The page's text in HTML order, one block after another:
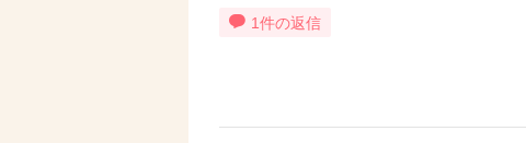
1件の返信